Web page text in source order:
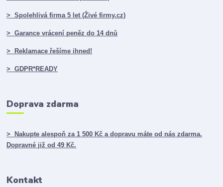
> Spolehlivá firma 5 let (Živé firmy.cz)
> Garance vrácení peněz do 14 dnů
> Reklamace řešíme ihned!
> GDPR*READY
Doprava zdarma
> Nakupte alespoň za 1 500 Kč a dopravu máte od nás zdarma.
Dopravné již od 49 Kč.
Kontakt